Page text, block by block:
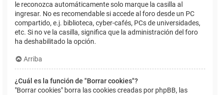
le reconozca automáticamente solo marque la casilla al
ingresar. No es recomendable si accede al foro desde un PC
compartido, e.j. biblioteca, cyber-cafés, PCs de universidades,
etc. Si no ve la casilla, significa que la administración del foro
ha deshabilitado la opción.
Arriba
¿Cuál es la función de "Borrar cookies"?
"Borrar cookies" borra las cookies creadas por phpBB, las